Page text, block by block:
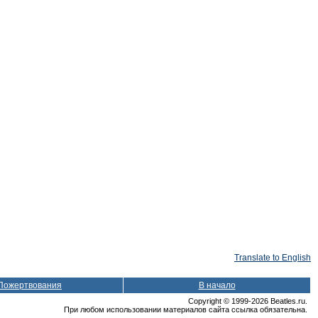
Translate to English
В начало
Copyright © 1999-2026 Beatles.ru.
При любом использовании материалов сайта ссылка обязательна.